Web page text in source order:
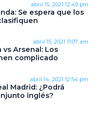
abril 15, 2021 12:49 pm
Se espera que los
abril 15, 2021 11:07 am
vs Arsenal: Los
complicado
abril 14, 2021 12:54 pm
Madrid: ¿Podrá
inglés?